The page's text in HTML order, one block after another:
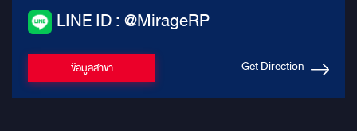
LINE ID : @MirageRP
ข้อมูลสาขา Get Direction